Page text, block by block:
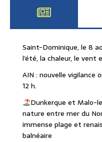
Saint-Dominique, le 8
l’été, la chaleur, le vent
AIN : nouvelle vigilance
12 h.
Dunkerque et Malo-
nature entre mer du
immense plage et
balnéaire